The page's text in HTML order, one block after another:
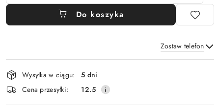
Do koszyka
Zostaw telefon
Wyślij
Dostępność
i
dostawa
Wysyłka w ciągu:
5 dni
Cena przesyłki:
12.5